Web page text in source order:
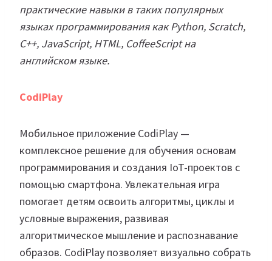
практические навыки в таких популярных
языках программирования как Python, Scratch,
C++, JavaScript, HTML, CoffeeScript на
английском языке.
CodiPlay
Мобильное приложение CodiPlay —
комплексное решение для обучения основам
программирования и создания IoT-проектов с
помощью смартфона. Увлекательная игра
помогает детям освоить алгоритмы, циклы и
условные выражения, развивая
алгоритмическое мышление и распознавание
образов. CodiPlay позволяет визуально собрать